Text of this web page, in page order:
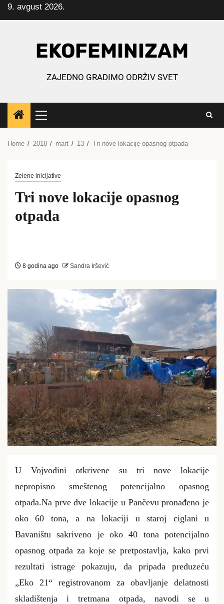
Skip
to
9. avgust 2026.
EKOFEMINIZAM
ZAJEDNO GRADIMO ODRŽIV SVET
Primary
Menu
Home 2018 mart 13 Tri nove lokacije opasnog otpada
Zelene inicijative
Tri nove lokacije opasnog
otpada
8 godina ago Sandra Iršević
U Vojvodini otkrivene su tri nove lokacije
nepropisno smeštenog potencijalno opasnog
otpada.Na prve dve lokacije u Pančevu pronađeno je
oko 60 tona, a na lokaciji u staroj ciglani u
Bavaništu sakriveno je oko 40 tona potencijalno
opasnog otpada za koje se pretpostavlja, kako prvi
rezultati istrage pokazuju, da pripada preduzeću
„Eko 21“ registrovanom za obavljanje delatnosti
skladištenja i tretmana otpada, navodi se u